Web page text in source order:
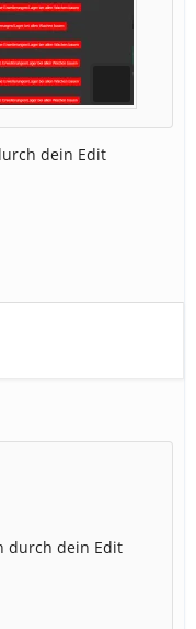
dein Edit
durch dein Edit